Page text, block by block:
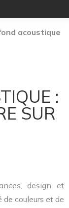
acoustique
:
SUR
design et
couleurs et de